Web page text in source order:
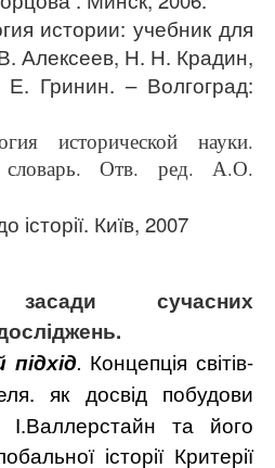
истории:учебник для
Алексеев, Н. Н. Крадин,
Гринин. – Волгоград:
исторической науки.
словарь. Отв. ред. А.О.
Київ, 2007
засади сучасних
. Концепція світів-
як досвід побудови
І.Валлерстайн та його
історії Критерії